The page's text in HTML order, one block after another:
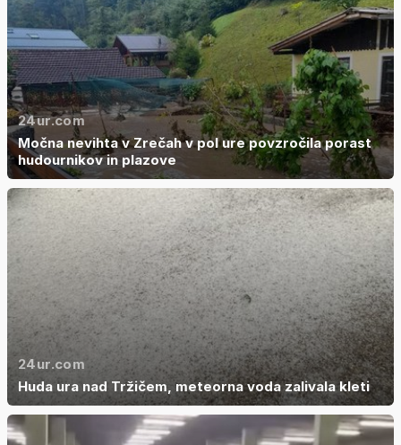
24ur.com
Močna nevihta v Zrečah v pol ure povzročila porast
hudournikov in plazove
24ur.com
Huda ura nad Tržičem, meteorna voda zalivala kleti